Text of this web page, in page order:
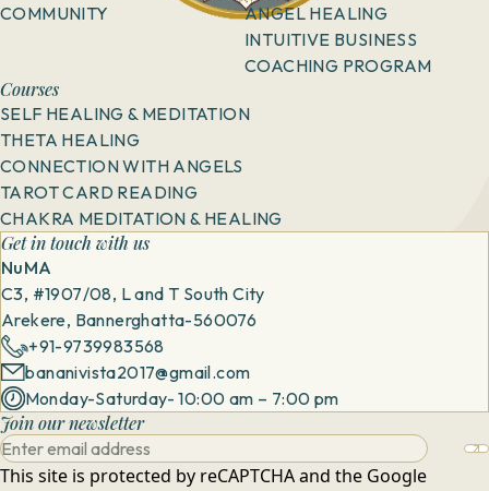
COMMUNITY
ANGEL HEALING
INTUITIVE BUSINESS
COACHING PROGRAM
Courses
SELF HEALING & MEDITATION
THETA HEALING
CONNECTION WITH ANGELS
TAROT CARD READING
CHAKRA MEDITATION & HEALING
Get in touch with us
NuMA
C3, #1907/08, L and T South City
Arekere, Bannerghatta-560076
+91-9739983568
bananivista2017@gmail.com
Monday-Saturday- 10:00 am – 7:00 pm
Join our newsletter
This site is protected by reCAPTCHA and the Google